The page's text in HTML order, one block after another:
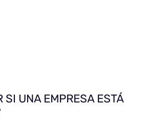
SI UNA EMPRESA ESTÁ